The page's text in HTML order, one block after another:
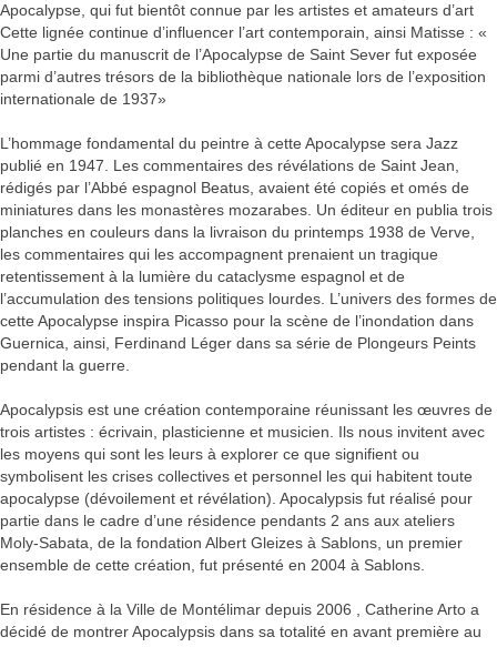
Apocalypse, qui fut bientôt connue par les artistes et amateurs d’art
Cette lignée continue d’influencer l’art contemporain, ainsi Matisse : «
Une partie du manuscrit de l’Apocalypse de Saint Sever fut exposée
parmi d’autres trésors de la bibliothèque nationale lors de l’exposition
internationale de 1937»
L’hommage fondamental du peintre à cette Apocalypse sera Jazz
publié en 1947. Les commentaires des révélations de Saint Jean,
rédigés par l’Abbé espagnol Beatus, avaient été copiés et omés de
miniatures dans les monastères mozarabes. Un éditeur en publia trois
planches en couleurs dans la livraison du printemps 1938 de Verve,
les commentaires qui les accompagnent prenaient un tragique
retentissement à la lumière du cataclysme espagnol et de
l’accumulation des tensions politiques lourdes. L’univers des formes de
cette Apocalypse inspira Picasso pour la scène de l’inondation dans
Guernica, ainsi, Ferdinand Léger dans sa série de Plongeurs Peints
pendant la guerre.
Apocalypsis est une création contemporaine réunissant les œuvres de
trois artistes : écrivain, plasticienne et musicien. Ils nous invitent avec
les moyens qui sont les leurs à explorer ce que signifient ou
symbolisent les crises collectives et personnel les qui habitent toute
apocalypse (dévoilement et révélation). Apocalypsis fut réalisé pour
partie dans le cadre d’une résidence pendants 2 ans aux ateliers
Moly-Sabata, de la fondation Albert Gleizes à Sablons, un premier
ensemble de cette création, fut présenté en 2004 à Sablons.
En résidence à la Ville de Montélimar depuis 2006 , Catherine Arto a
décidé de montrer Apocalypsis dans sa totalité en avant première au